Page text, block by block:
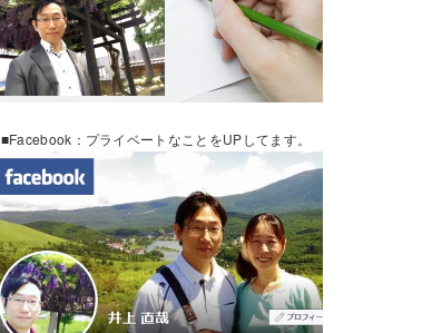
■Facebook：プライベートなことをUPしてます。